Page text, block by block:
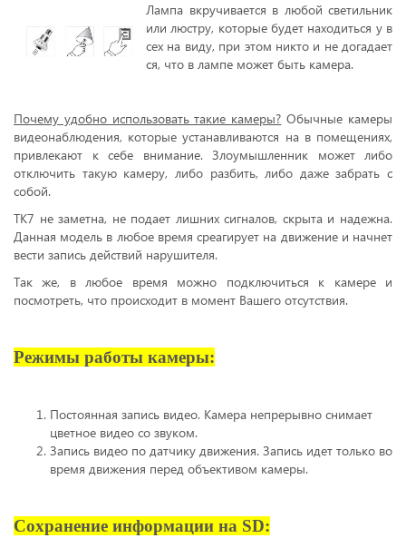
Лампа вкручивается в любой светильник
или люстру, которые будет находиться у в
сех на виду, при этом никто и не догадает
ся, что в лампе может быть камера.
Почему удобно использовать такие камеры? Обычные камеры
видеонаблюдения, которые устанавливаются на в помещениях,
привлекают к себе внимание. Злоумышленник может либо
отключить такую камеру, либо разбить, либо даже забрать с
собой.
TK7 не заметна, не подает лишних сигналов, скрыта и надежна.
Данная модель в любое время среагирует на движение и начнет
вести запись действий нарушителя.
Так же, в любое время можно подключиться к камере и
посмотреть, что происходит в момент Вашего отсутствия.
Режимы работы камеры:
Постоянная запись видео. Камера непрерывно снимает
цветное видео со звуком.
Запись видео по датчику движения. Запись идет только во
время движения перед объективом камеры.
Сохранение информации на SD: